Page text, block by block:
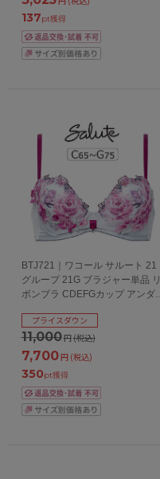
137pt獲得
BTJ721｜ワコール サルート 21
グループ 21G ブラジャー単品 リ
ボンブラ CDEFGカップ アンダー
11,000円(税込)
プライスダウン
7,700円 (税込)
350pt獲得